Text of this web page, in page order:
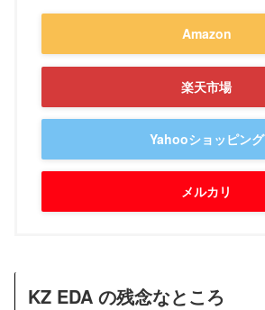
Amazon
楽天市場
Yahooショッピング
メルカリ
KZ EDA の残念なところ